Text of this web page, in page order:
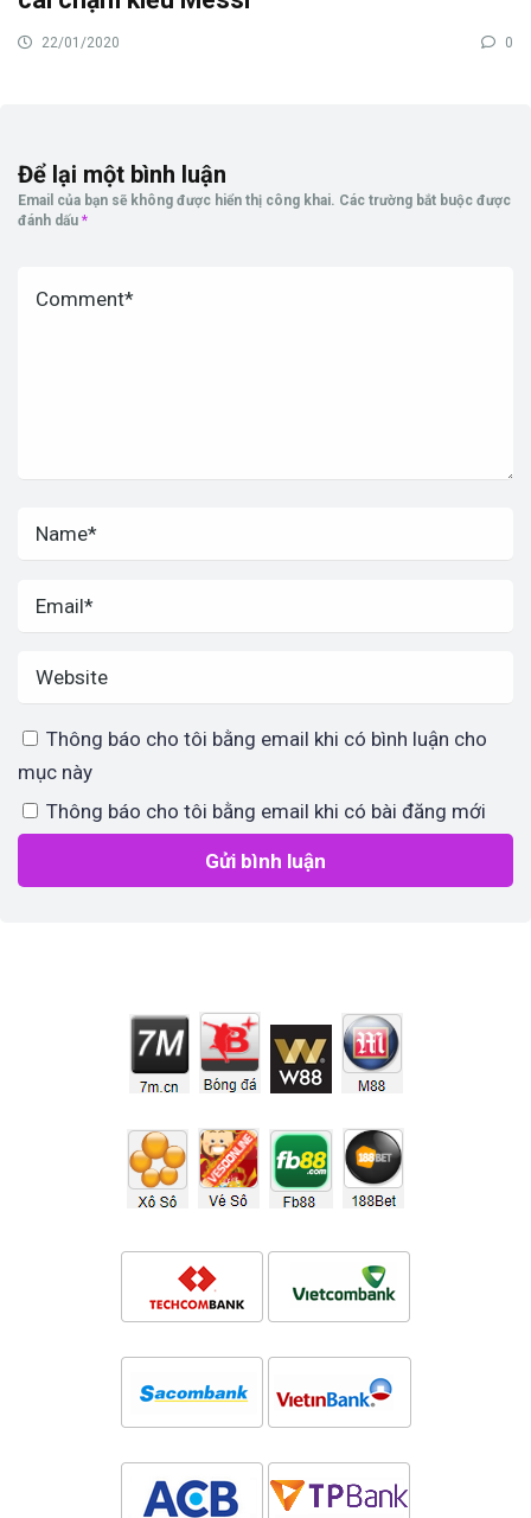
22/01/2020 0
Để lại một bình luận
Email của bạn sẽ không được hiển thị công khai. Các trường bắt buộc được
đánh dấu *
Thông báo cho tôi bằng email khi có bình luận cho
mục này
Thông báo cho tôi bằng email khi có bài đăng mới